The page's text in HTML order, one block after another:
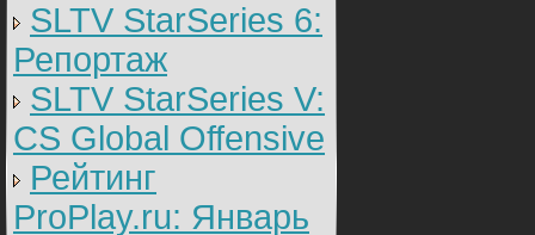
SLTV StarSeries 6:
Репортаж
SLTV StarSeries V:
CS Global Offensive
Рейтинг
ProPlay.ru: Январь